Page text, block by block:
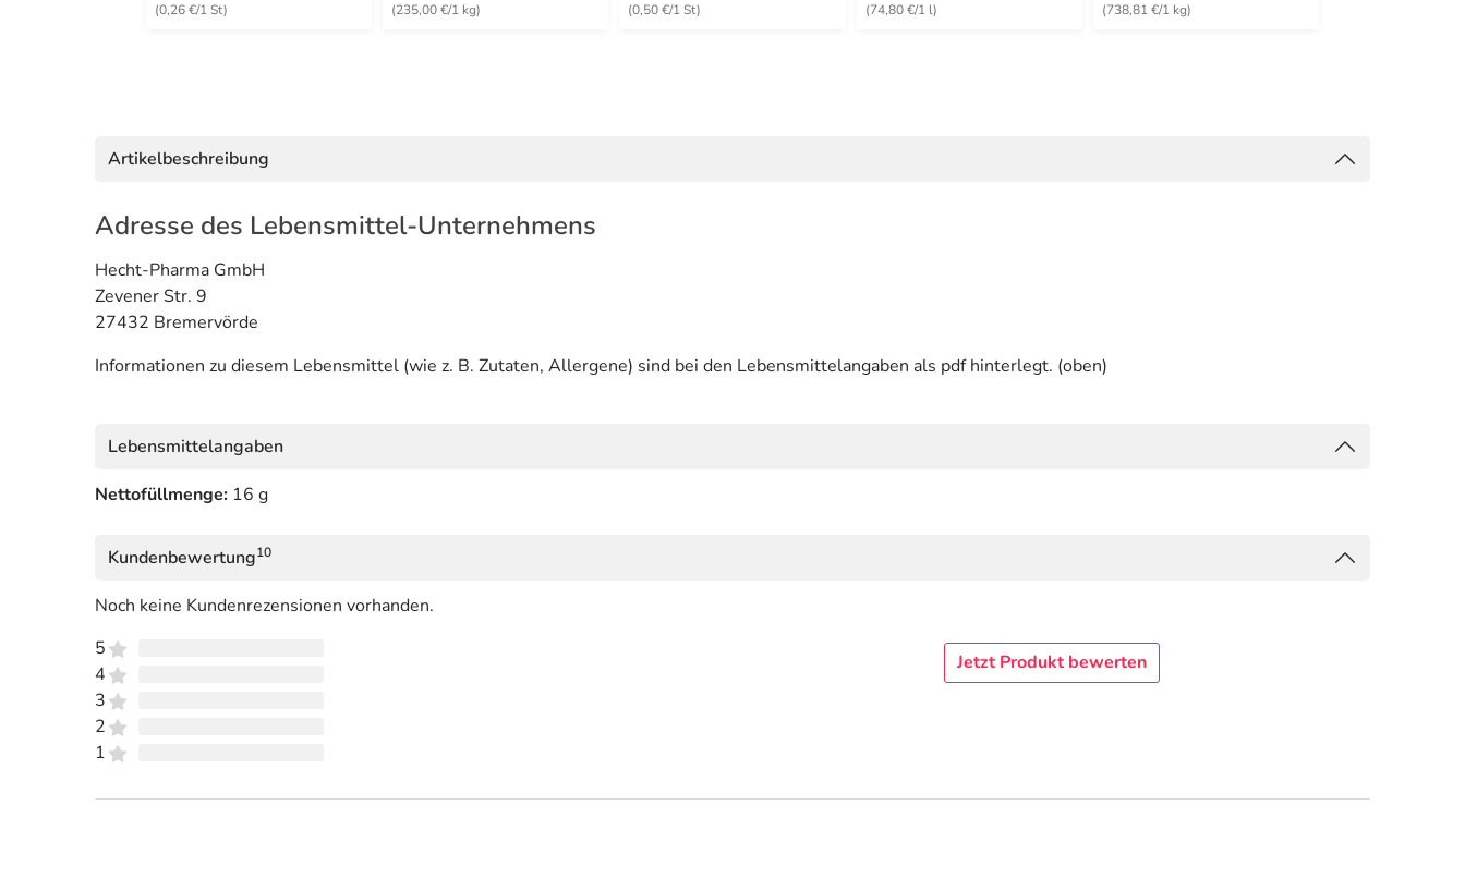
(0,26 €/1 St) (235,00 €/1 kg) (0,50 €/1 St) (74,80 €/1 l) (738,81 €/1 kg)
Artikelbeschreibung
Adresse des Lebensmittel-Unternehmens
Hecht-Pharma GmbH
Zevener Str. 9
27432 Bremervörde
Informationen zu diesem Lebensmittel (wie z. B. Zutaten, Allergene) sind bei den Lebensmittelangaben als pdf hinterlegt. (oben)
Lebensmittelangaben
Nettofüllmenge: 16 g
Kundenbewertung10
Noch keine Kundenrezensionen vorhanden.
5
4
3
2
1
Jetzt Produkt bewerten